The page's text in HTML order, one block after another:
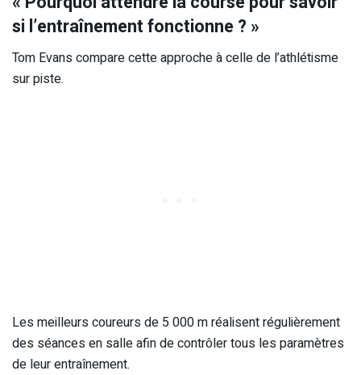
si l’entraînement fonctionne ? »
Tom Evans compare cette approche à celle de l’athlétisme
sur piste.
Les meilleurs coureurs de 5 000 m réalisent régulièrement
des séances en salle afin de contrôler tous les paramètres
de leur entraînement.